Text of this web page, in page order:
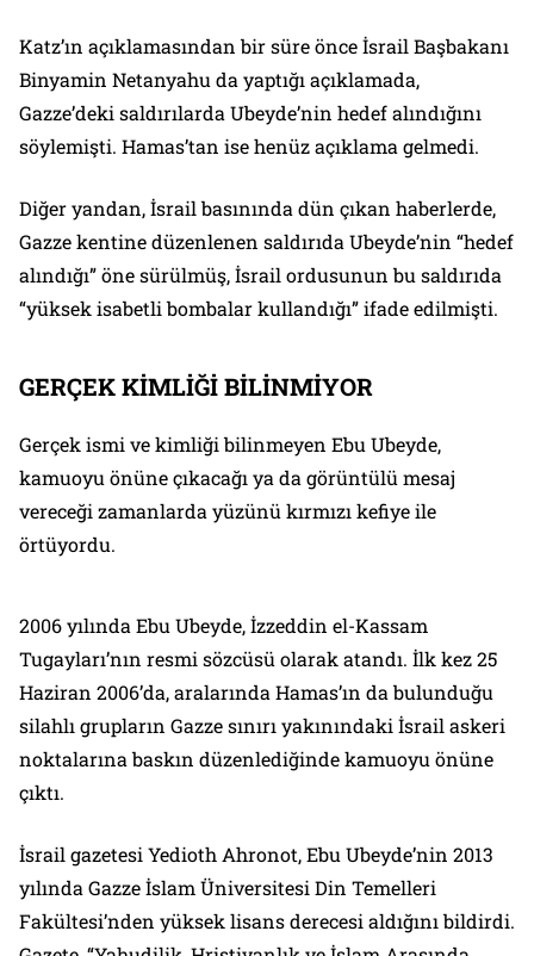
Katz’ın açıklamasından bir süre önce İsrail Başbakanı
Binyamin Netanyahu da yaptığı açıklamada,
Gazze’deki saldırılarda Ubeyde’nin hedef alındığını
söylemişti. Hamas’tan ise henüz açıklama gelmedi.
Diğer yandan, İsrail basınında dün çıkan haberlerde,
Gazze kentine düzenlenen saldırıda Ubeyde’nin “hedef
alındığı” öne sürülmüş, İsrail ordusunun bu saldırıda
“yüksek isabetli bombalar kullandığı” ifade edilmişti.
GERÇEK KİMLİĞİ BİLİNMİYOR
Gerçek ismi ve kimliği bilinmeyen Ebu Ubeyde,
kamuoyu önüne çıkacağı ya da görüntülü mesaj
vereceği zamanlarda yüzünü kırmızı kefiye ile
örtüyordu.
2006 yılında Ebu Ubeyde, İzzeddin el-Kassam
Tugayları’nın resmi sözcüsü olarak atandı. İlk kez 25
Haziran 2006’da, aralarında Hamas’ın da bulunduğu
silahlı grupların Gazze sınırı yakınındaki İsrail askeri
noktalarına baskın düzenlediğinde kamuoyu önüne
çıktı.
İsrail gazetesi Yedioth Ahronot, Ebu Ubeyde’nin 2013
yılında Gazze İslam Üniversitesi Din Temelleri
Fakültesi’nden yüksek lisans derecesi aldığını bildirdi.